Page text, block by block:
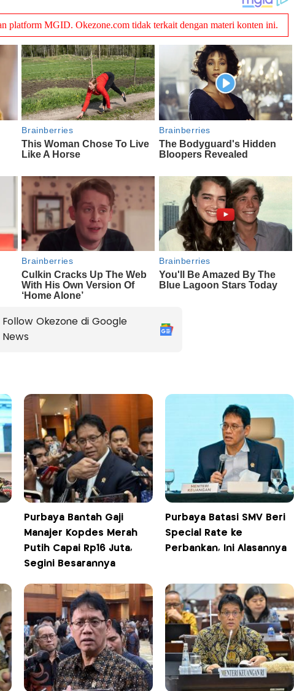
Follow Okezone di Google
News
Purbaya Bantah Gaji
Manajer Kopdes Merah
Putih Capai Rp16 Juta,
Segini Besarannya
Purbaya Batasi SMV Beri
Special Rate ke
Perbankan, Ini Alasannya